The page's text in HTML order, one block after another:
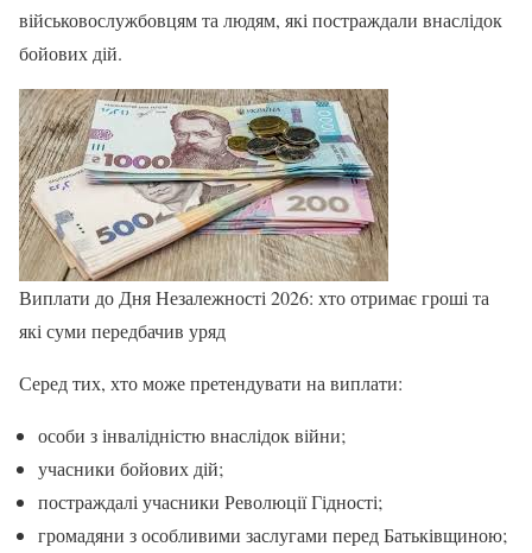
військовослужбовцям та людям, які постраждали внаслідок
бойових дій.
Виплати до Дня Незалежності 2026: хто отримає гроші та
які суми передбачив уряд
Серед тих, хто може претендувати на виплати:
особи з інвалідністю внаслідок війни;
учасники бойових дій;
постраждалі учасники Революції Гідності;
громадяни з особливими заслугами перед Батьківщиною;